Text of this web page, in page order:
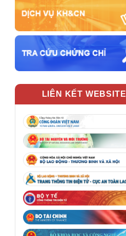
LIÊN KẾT WEBSITE